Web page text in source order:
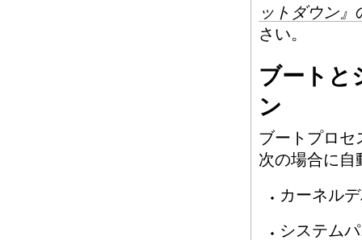
ットダウン』
さい。
ブートと
ン
ブートプロセ
次の場合に自
カーネル
システム